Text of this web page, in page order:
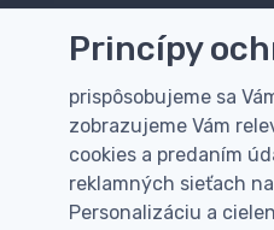
Doprava
100 EUR (bez DPH)
Princípy
prispôsobujeme sa
zobrazujeme Vám
cookies a predaním
reklamných sieťach
Personalizáciu a